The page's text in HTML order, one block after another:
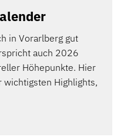
in Vorarlberg gut
auch 2026
Höhepunkte. Hier
Highlights,